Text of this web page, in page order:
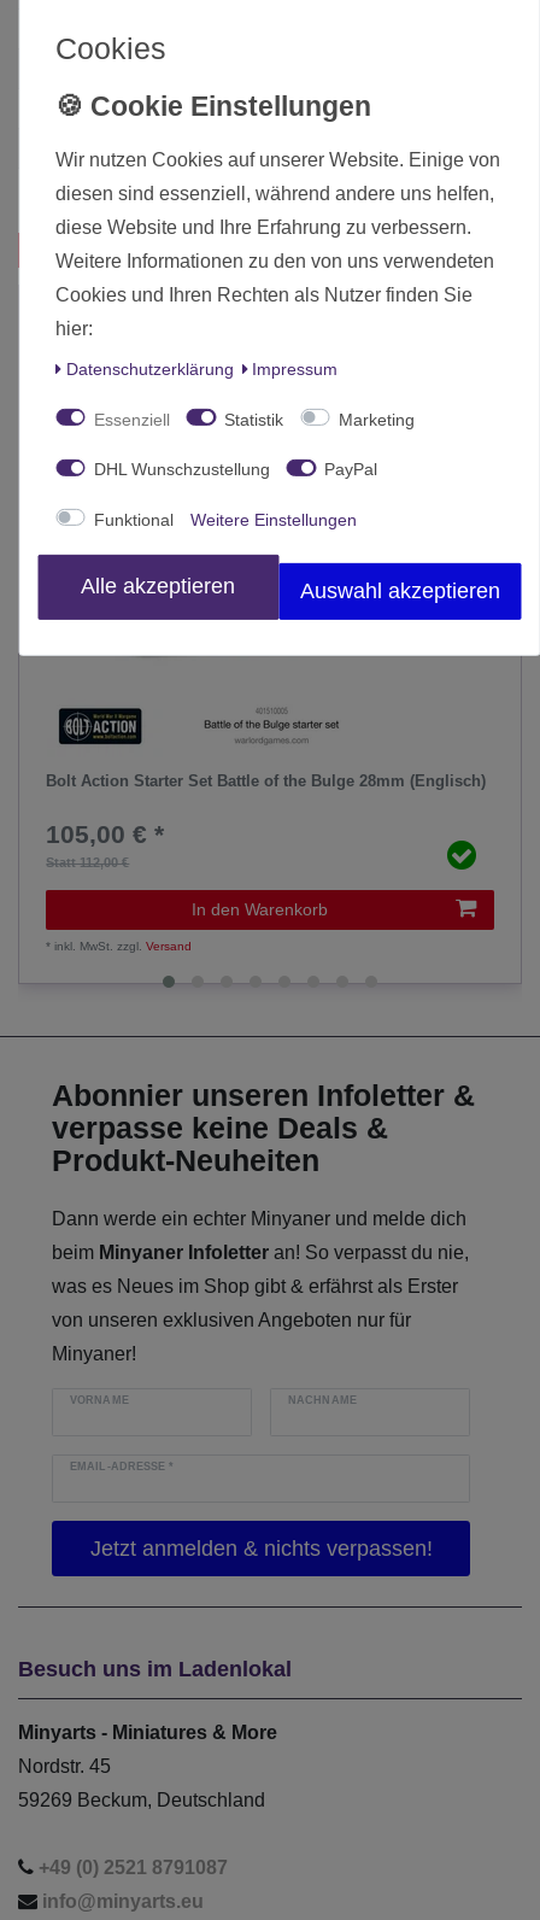
Hersteller Warlord Games
Herstellungsland United Kingdom
Inhalt 1 Stück
Das passt zu diesem Produkt:
Bolt Action Starter Set Battle of the Bulge 28mm (Englisch)
Statt 112,00 €
105,00 € *
In den Warenkorb
*inkl. MwSt. zzgl.Versand
Abonnier unseren Infoletter &
verpasse keine Deals &
Produkt-Neuheiten
Dann werde ein echter Minyaner und melde dich
beim Minyaner Infoletter an! So verpasst du nie,
was es Neues im Shop gibt & erfährst als Erster
von unseren exklusiven Angeboten nur für
Minyaner!
VORNAME NACHNAME
EMAIL-ADRESSE*
Besuch uns im Ladenlokal
Minyarts - Miniatures & More
Nordstr. 45
59269 Beckum, Deutschland
+49 (0) 2521 8791087
info@minyarts.eu
Cookies
Wir nutzen Cookies auf unserer Website. Einige von
diesen sind essenziell, während andere uns helfen,
diese Website und Ihre Erfahrung zu verbessern.
Weitere Informationen zu den von uns verwendeten
Cookies und Ihren Rechten als Nutzer finden Sie
hier:
Daten­schutz­erklärung Impressum
Essenziell Statistik Marketing
DHL Wunschzustellung PayPal
Funktional Weitere Einstellungen
Alle akzeptieren Auswahl akzeptieren